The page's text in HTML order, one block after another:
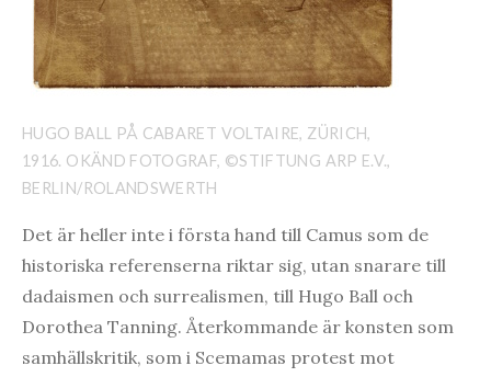
HUGO BALL PÅ CABARET VOLTAIRE, ZÜRICH,
1916. OKÄND FOTOGRAF, ©STIFTUNG ARP E.V.,
BERLIN/ROLANDSWERTH
Det är heller inte i första hand till Camus som de
historiska referenserna riktar sig, utan snarare till
dadaismen och surrealismen, till Hugo Ball och
Dorothea Tanning. Återkommande är konsten som
samhällskritik, som i Scemamas protest mot